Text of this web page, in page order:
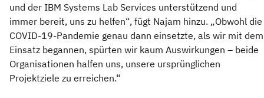
und der IBM Systems Lab Services unterstützend und
immer bereit, uns zu helfen“, fügt Najam hinzu. „Obwohl die
COVID-19-Pandemie genau dann einsetzte, als wir mit dem
Einsatz begannen, spürten wir kaum Auswirkungen – beide
Organisationen halfen uns, unsere ursprünglichen
Projektziele zu erreichen.“